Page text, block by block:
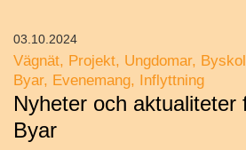
Vägnät Projekt Ungdomar
Byar
Evenemang Inflyttning
Nyheter och aktualiteter
Byar
03.10.2024